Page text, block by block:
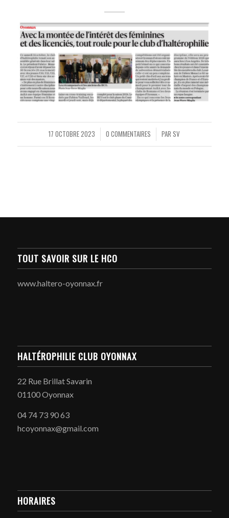
17 OCTOBRE 2023
/ 0 COMMENTAIRES
/ PARSV
TOUT SAVOIR SUR LE HCO
www.haltero-oyonnax.fr
HALTÉROPHILIE CLUB OYONNAX
22 Rue Brillat Savarin
01100 Oyonnax
04 74 73 90 63
hcoyonnax@gmail.com
HORAIRES